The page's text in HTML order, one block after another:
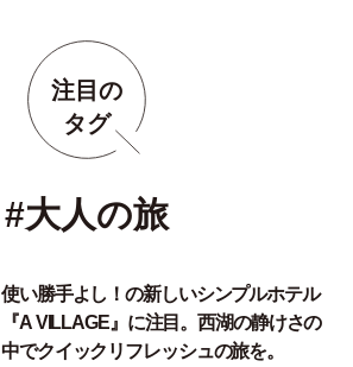
注目の
タグ
#大人の旅
使い勝手よし！の新しいシンプルホテル
『A VILLAGE』に注目。西湖の静けさの
中でクイックリフレッシュの旅を。